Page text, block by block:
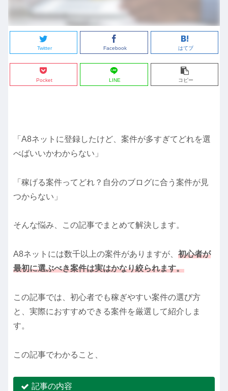
Twitter Facebook はてブ
Pocket LINE コピー
「A8ネットに登録したけど、案件が多すぎてどれを選
べばいいかわからない」
「稼げる案件ってどれ？自分のブログに合う案件が見
つからない」
そんな悩み、この記事でまとめて解決します。
A8ネットには数千以上の案件がありますが、 初心者が
最初に選ぶべき案件は実はかなり絞られます。
この記事では、初心者でも稼ぎやすい案件の選び方
と、実際におすすめできる案件を厳選して紹介しま
す。
この記事でわかること、
記事の内容